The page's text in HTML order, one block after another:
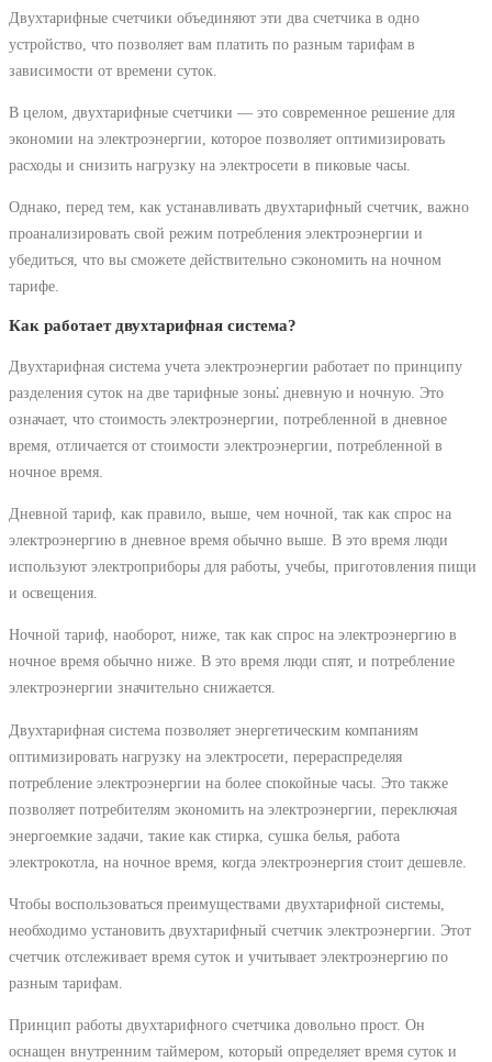
Двухтарифные счетчики объединяют эти два счетчика в одно
устройство, что позволяет вам платить по разным тарифам в
зависимости от времени суток.
В целом, двухтарифные счетчики ― это современное решение для
экономии на электроэнергии, которое позволяет оптимизировать
расходы и снизить нагрузку на электросети в пиковые часы.
Однако, перед тем, как устанавливать двухтарифный счетчик, важно
проанализировать свой режим потребления электроэнергии и
убедиться, что вы сможете действительно сэкономить на ночном
тарифе.
Как работает двухтарифная система?
Двухтарифная система учета электроэнергии работает по принципу
разделения суток на две тарифные зоны⁚ дневную и ночную. Это
означает, что стоимость электроэнергии, потребленной в дневное
время, отличается от стоимости электроэнергии, потребленной в
ночное время.
Дневной тариф, как правило, выше, чем ночной, так как спрос на
электроэнергию в дневное время обычно выше. В это время люди
используют электроприборы для работы, учебы, приготовления пищи
и освещения.
Ночной тариф, наоборот, ниже, так как спрос на электроэнергию в
ночное время обычно ниже. В это время люди спят, и потребление
электроэнергии значительно снижается.
Двухтарифная система позволяет энергетическим компаниям
оптимизировать нагрузку на электросети, перераспределяя
потребление электроэнергии на более спокойные часы. Это также
позволяет потребителям экономить на электроэнергии, переключая
энергоемкие задачи, такие как стирка, сушка белья, работа
электрокотла, на ночное время, когда электроэнергия стоит дешевле.
Чтобы воспользоваться преимуществами двухтарифной системы,
необходимо установить двухтарифный счетчик электроэнергии. Этот
счетчик отслеживает время суток и учитывает электроэнергию по
разным тарифам.
Принцип работы двухтарифного счетчика довольно прост. Он
оснащен внутренним таймером, который определяет время суток и